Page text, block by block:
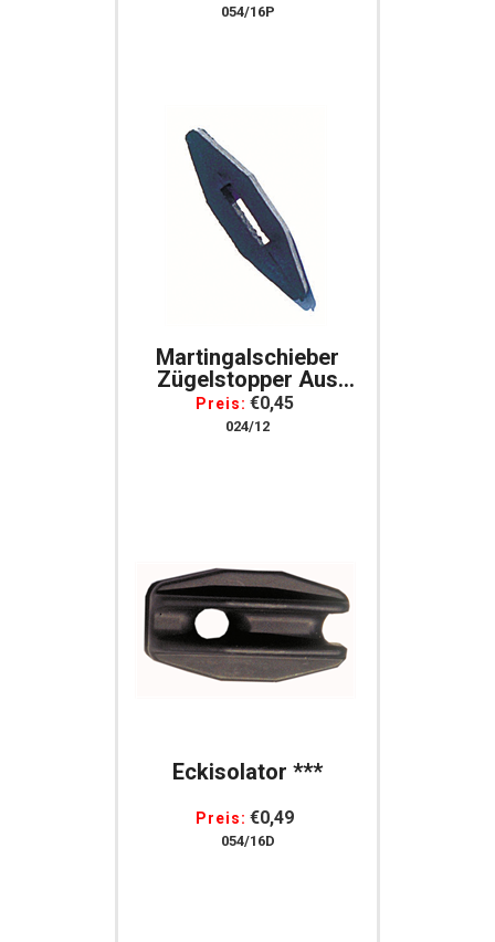
054/16P
Martingalschieber
Zügelstopper Aus
Gummi
Preis: €0,45
024/12
Eckisolator ***
Preis: €0,49
054/16D